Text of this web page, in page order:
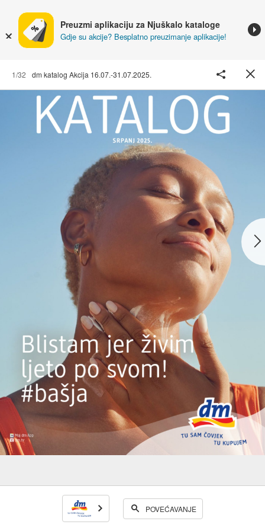
Preuzmi aplikaciju za Njuškalo kataloge
Gdje su akcije? Besplatno preuzimanje aplikacije!
1/32 dm katalog Akcija 16.07.-31.07.2025.
POVEĆAVANJE